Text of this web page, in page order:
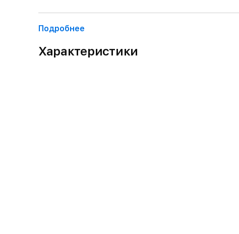
Подробнее
Характеристики